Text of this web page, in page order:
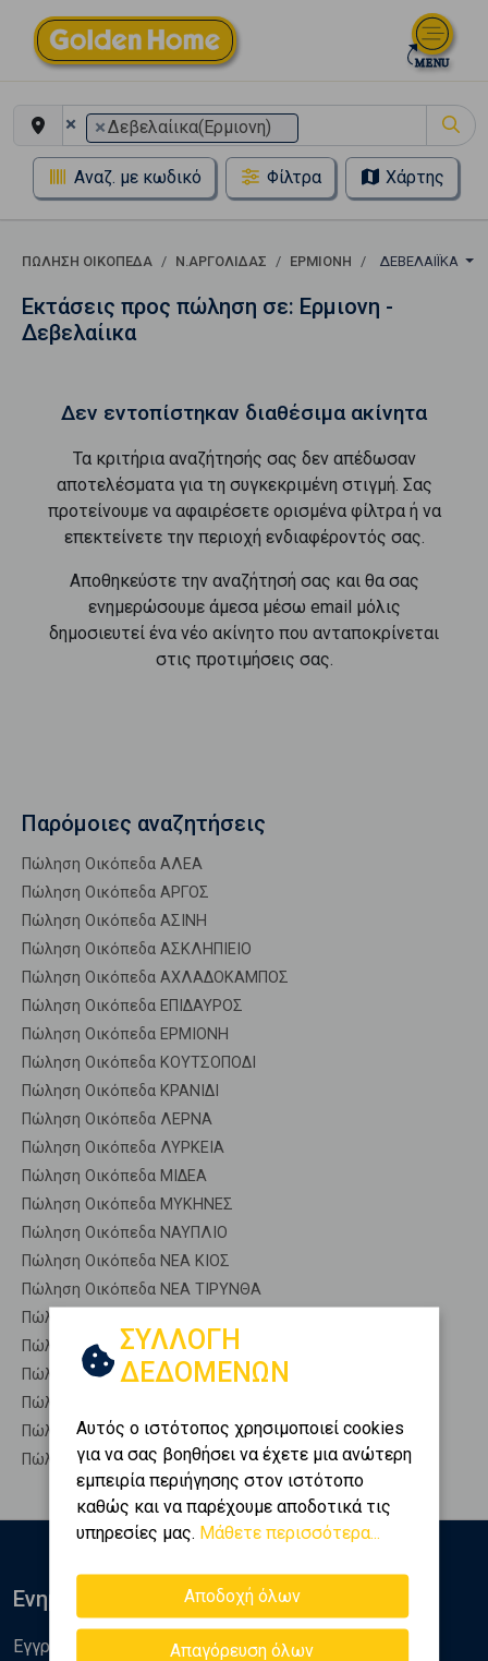
× ×Δεβελαίικα(Ερμιονη)
Αναζ. με κωδικό Φίλτρα Χάρτης
ΠΏΛΗΣΗ ΟΙΚΌΠΕΔΑ Ν.ΑΡΓΟΛΙΔΑΣ ΕΡΜΙΟΝΗ ΔΕΒΕΛΑΊΙΚΑ
Εκτάσεις προς πώληση σε: Ερμιονη -
Δεβελαίικα
Δεν εντοπίστηκαν διαθέσιμα ακίνητα
Τα κριτήρια αναζήτησής σας δεν απέδωσαν
αποτελέσματα για τη συγκεκριμένη στιγμή. Σας
προτείνουμε να αφαιρέσετε ορισμένα φίλτρα ή να
επεκτείνετε την περιοχή ενδιαφέροντός σας.
Αποθηκεύστε την αναζήτησή σας και θα σας
ενημερώσουμε άμεσα μέσω email μόλις
δημοσιευτεί ένα νέο ακίνητο που ανταποκρίνεται
στις προτιμήσεις σας.
Παρόμοιες αναζητήσεις
Πώληση Οικόπεδα ΑΛΕΑ
Πώληση Οικόπεδα ΑΡΓΟΣ
Πώληση Οικόπεδα ΑΣΙΝΗ
Πώληση Οικόπεδα ΑΣΚΛΗΠΙΕΙΟ
Πώληση Οικόπεδα ΑΧΛΑΔΟΚΑΜΠΟΣ
Πώληση Οικόπεδα ΕΠΙΔΑΥΡΟΣ
Πώληση Οικόπεδα ΕΡΜΙΟΝΗ
Πώληση Οικόπεδα ΚΟΥΤΣΟΠΟΔΙ
Πώληση Οικόπεδα ΚΡΑΝΙΔΙ
Πώληση Οικόπεδα ΛΕΡΝΑ
Πώληση Οικόπεδα ΛΥΡΚΕΙΑ
Πώληση Οικόπεδα ΜΙΔΕΑ
Πώληση Οικόπεδα ΜΥΚΗΝΕΣ
Πώληση Οικόπεδα ΝΑΥΠΛΙΟ
Πώληση Οικόπεδα ΝΕΑ ΚΙΟΣ
Πώληση Οικόπεδα ΝΕΑ ΤΙΡΥΝΘΑ
Πώληση Αγροτεμάχια ΕΡΜΙΟΝΗ - Δεβελαίικα
Πώληση Δασικές εκτάσεις ΕΡΜΙΟΝΗ - Δεβελαίικα
Πώληση Εκτάσεις ΕΡΜΙΟΝΗ - Δεβελαίικα
Πώληση Επαγγελματικά οικόπεδα ΕΡΜΙΟΝΗ - Δεβελαίικα
Πώληση Νησιά ΕΡΜΙΟΝΗ - Δεβελαίικα
Πώληση Οικιστικά ΕΡΜΙΟΝΗ - Δεβελαίικα
ΣΥΛΛΟΓΗ
ΔΕΔΟΜΕΝΩΝ
Αυτός ο ιστότοπος χρησιμοποιεί cookies
για να σας βοηθήσει να έχετε μια ανώτερη
εμπειρία περιήγησης στον ιστότοπο
καθώς και να παρέχουμε αποδοτικά τις
υπηρεσίες μας. Μάθετε περισσότερα...
Αποδοχή όλων
Απαγόρευση όλων
Ενημερωθείτε
Εγγραφείτε στο newsletter της Golden Home για νέα